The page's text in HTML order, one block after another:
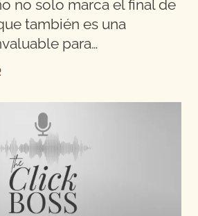
no solo marca el final de
también es una
para…